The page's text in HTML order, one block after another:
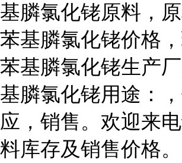
基膦氯化铑原料，
苯基膦氯化铑价格
苯基膦氯化铑生产
基膦氯化铑用途：
应，销售。欢迎来
料库存及销售价格。